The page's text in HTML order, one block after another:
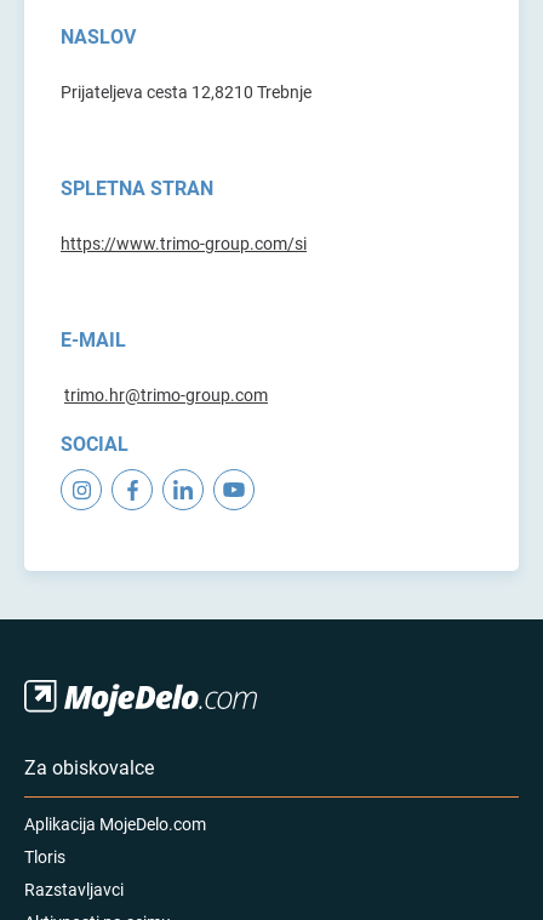
NASLOV
Prijateljeva cesta 12,8210 Trebnje
SPLETNA STRAN
https://www.trimo-group.com/si
E-MAIL
trimo.hr@trimo-group.com
SOCIAL
Za obiskovalce
Aplikacija MojeDelo.com
Tloris
Razstavljavci